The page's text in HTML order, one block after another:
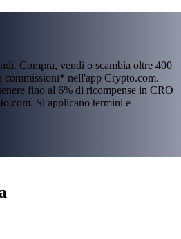
Compra, vendi o scambia oltre 400
commissioni* nell'app Crypto.com.
fino al 6% di ricompense in CRO
Si applicano termini e